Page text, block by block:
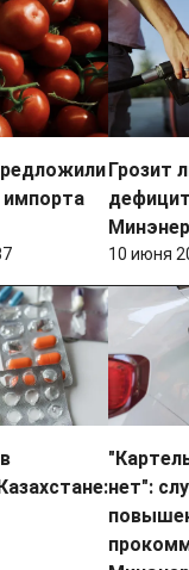
импорта
Грозит
10 июня
нет":